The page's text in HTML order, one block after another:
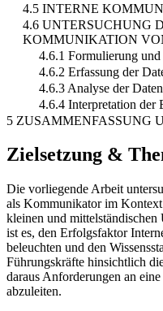
4.5 INTERNE
4.6 UNTERSUCHUNG
KOMMUNIKATION
4.6.1 Formulierung
4.6.2 Erfassung der
4.6.3 Analyse der Daten
4.6.4 Interpretation der
5 ZUSAMMENFASSUNG
Zielsetzung &
Die vorliegende Arbeit
als Kommunikator im
kleinen und
ist es, den Erfolgsfaktor
beleuchten und den
Führungskräfte hinsichtlich
daraus Anforderungen an
abzuleiten.